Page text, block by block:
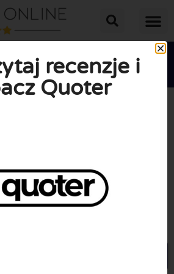

recenzje i
Quoter